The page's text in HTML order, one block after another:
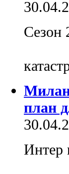
Сезон
план
Интер